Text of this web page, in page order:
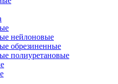
нейлоновые
обрезиненные
полиуретановые